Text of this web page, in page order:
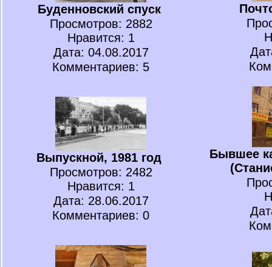
Буденновский спуск
Просмотров: 2882
Нравится: 1
Дата: 04.08.2017
Комментариев: 5
Выпускной, 1981 год
Просмотров: 2482
Нравится: 1
Дата: 28.06.2017
Комментариев: 0
Бывшее